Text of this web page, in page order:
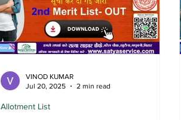
Allotment List
VINOD KUMAR
Jul 20, 2025
2 min read